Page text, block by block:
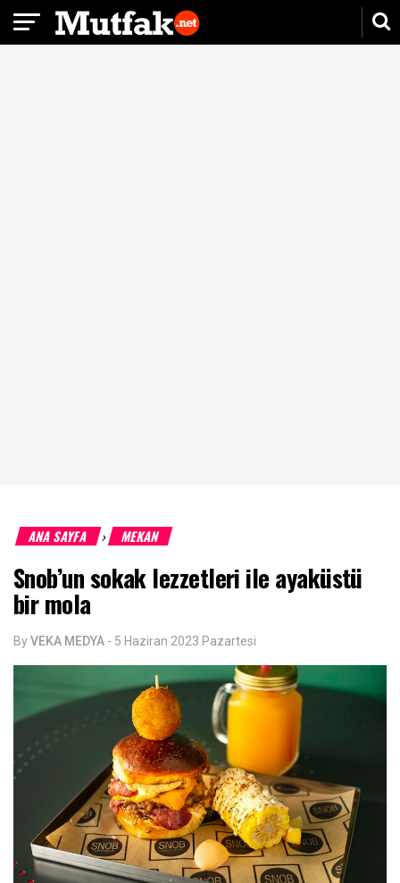
ANA SAYFA › MEKAN
Snob’un sokak lezzetleri ile ayaküstü
bir mola
ByVEKA MEDYA - 5 Haziran 2023 Pazartesi